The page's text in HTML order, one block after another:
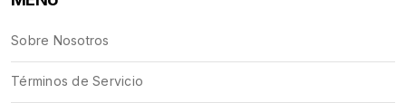
Sobre Nosotros
Términos de Servicio